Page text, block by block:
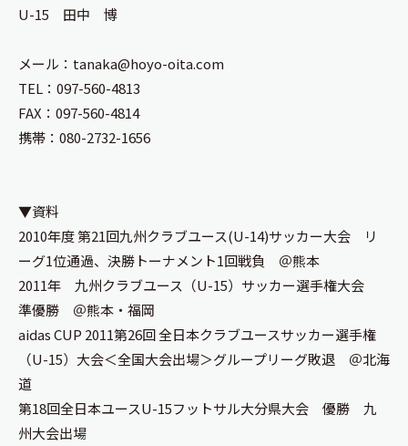
U-15 田中 博
メール： tanaka@hoyo-oita.com
TEL：097-560-4813
FAX：097-560-4814
携帯：080-2732-1656
▼資料
2010年度 第21回九州クラブユース(U-14)サッカー大会 リ
ーグ1位通過、決勝トーナメント1回戦負 ＠熊本
2011年 九州クラブユース（U-15）サッカー選手権大会
準優勝 ＠熊本・福岡
aidas CUP 2011第26回 全日本クラブユースサッカー選手権
（U-15）大会＜全国大会出場＞グループリーグ敗退 ＠北海
道
第18回全日本ユースU-15フットサル大分県大会 優勝 九
州大会出場